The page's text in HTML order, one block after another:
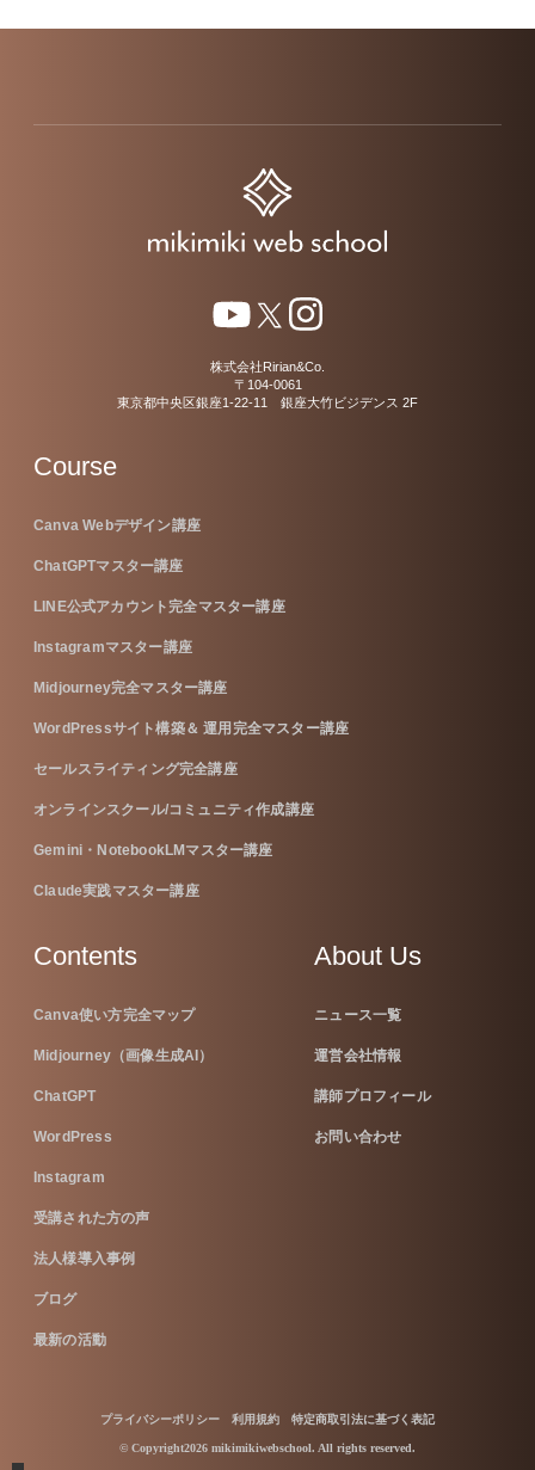
株式会社Ririan&Co.
〒104-0061
東京都中央区銀座1-22-11 銀座大竹ビジデンス 2F
Course
Canva Webデザイン講座
ChatGPTマスター講座
LINE公式アカウント完全マスター講座
Instagramマスター講座
Midjourney完全マスター講座
WordPressサイト構築＆ 運用完全マスター講座
セールスライティング完全講座
オンラインスクール/コミュニティ作成講座
Gemini・NotebookLMマスター講座
Claude実践マスター講座
Contents
Canva使い方完全マップ
Midjourney（画像生成AI）
ChatGPT
WordPress
Instagram
受講された方の声
法人様導入事例
ブログ
最新の活動
About Us
ニュース一覧
運営会社情報
講師プロフィール
お問い合わせ
© Copyright2026 mikimikiwebschool. All rights reserved.
プライバシーポリシー 利用規約 特定商取引法に基づく表記